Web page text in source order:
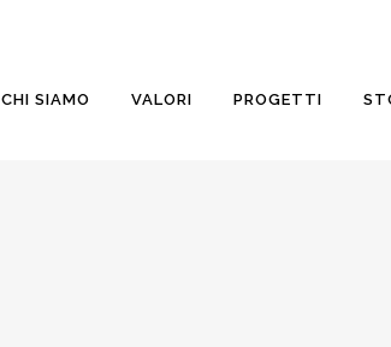
CHI SIAMO VALORI PROGETTI